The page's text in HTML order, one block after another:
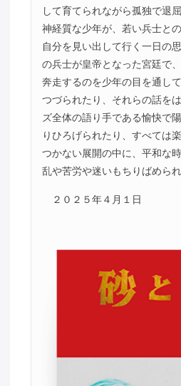
して育てられながら孤独で退
神経質な少年が、若い兵士と
自分を見い出して行く一日の
の兵士が皇帝となった宮廷で
奔走するのを少年の目を通し
つづられたり、それらの話を
ズ全体の語り手である愉快で
りひろげられたり、すべては
つかない展開の中に、平和な
乱や苦労や迷いもちりばめられ
２０２５年４月１日